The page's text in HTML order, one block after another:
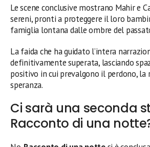
Le scene conclusive mostrano Mahir e
sereni, pronti a proteggere il loro
famiglia lontana dalle ombre del
La faida che ha guidato l’intera
definitivamente superata, lasciando
positivo in cui prevalgono il perdono, la
speranza.
Ci sarà una seconda
Racconto di una